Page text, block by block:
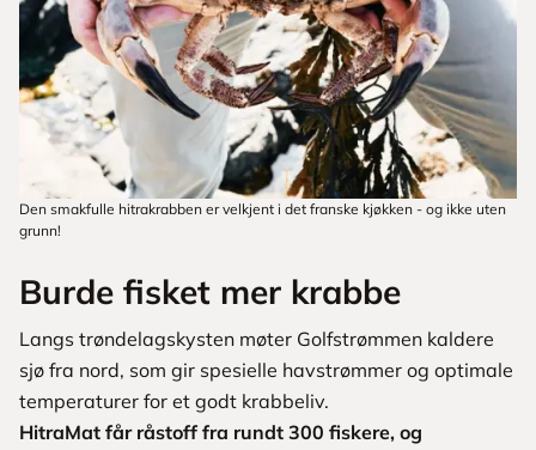
Den smakfulle hitrakrabben er velkjent i det franske kjøkken - og ikke uten
grunn!
Burde fisket mer krabbe
Langs trøndelagskysten møter Golfstrømmen kaldere
sjø fra nord, som gir spesielle havstrømmer og optimale
temperaturer for et godt krabbeliv.
HitraMat får råstoff fra rundt 300 fiskere, og